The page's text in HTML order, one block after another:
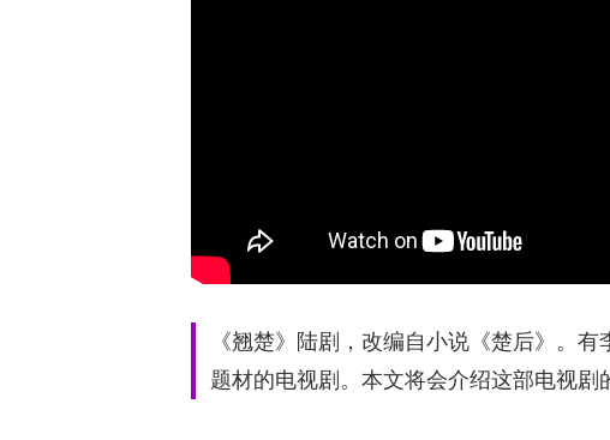
《翘楚》陆剧，改编自小说《楚后》。
题材的电视剧。本文将会介绍这部电视剧